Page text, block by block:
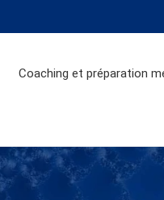
Coaching et préparation